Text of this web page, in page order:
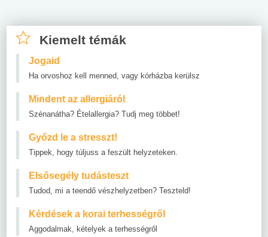
Kiemelt témák
Jogaid
Ha orvoshoz kell menned, vagy kórházba kerülsz
Mindent az allergiáról
Szénanátha? Ételallergia? Tudj meg többet!
Győzd le a stresszt!
Tippek, hogy túljuss a feszült helyzeteken.
Elsősegély tudásteszt
Tudod, mi a teendő vészhelyzetben? Teszteld!
Kérdések a korai terhességről
Aggodalmak, kételyek a terhességről